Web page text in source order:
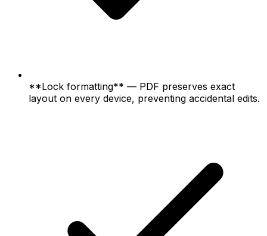
**Lock formatting** — PDF preserves exact
layout on every device, preventing accidental edits.